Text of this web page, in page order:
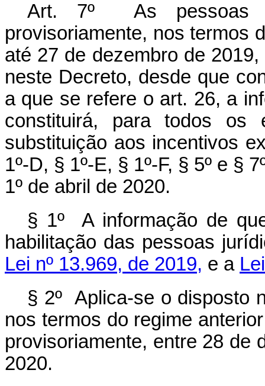
Art. 7º As pessoas
provisoriamente, nos termos
até 27 de dezembro de
neste Decreto, desde que
a que se refere o art. 26, a
constituirá, para todos os
substituição aos incentivos
1º-D, § 1º-E, § 1º-F, § 5º e §
1º de abril de 2020.
§ 1º A informação de
habilitação das pessoas
Lei nº 13.969, de 2019, e a
§ 2º Aplica-se o disposto
nos termos do regime
provisoriamente, entre 28 de
2020.